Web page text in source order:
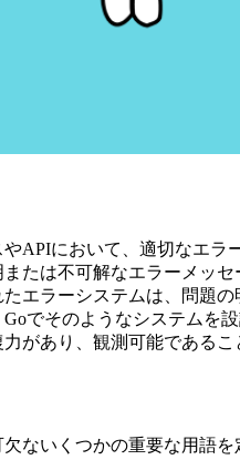
APIにおいて、適切なエ
たは不可解なエラーメッ
エラーシステムは、問題
でそのようなシステム
があり、観測可能であるこ
ないくつかの重要な用語を